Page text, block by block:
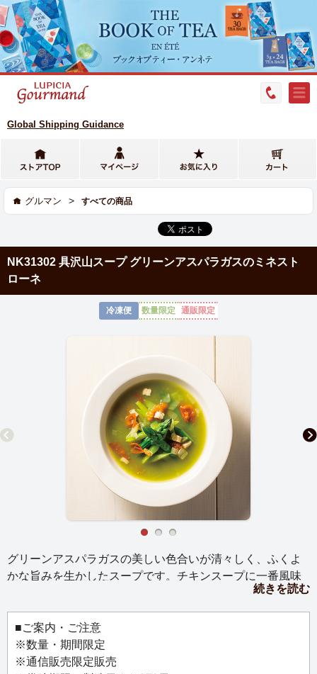
Global Shipping Guidance
グルマン > すべての商品
NK31302 具沢山スープ グリーンアスパラガスのミネスト
ローネ
冷凍便 数量限定 通販限定
グリーンアスパラガスの美しい色合いが清々しく、ふくよ
かな旨みを生かしたスープです。チキンスープに一番風味
が強いアスパラガスの皮を加えて火入れし、しっかりと風
味を移します。次にそのスープでアスパラガスを煮てピュ
ーレに。具材にもアスパラガス、玉ネギ、ベーコンを加
え、トマトの酸味をアクセントにしました。朝採れアスパ
ラガスの風味を存分にお楽しみいただけます。
続きを読む
■ご案内・ご注意
※数量・期間限定
※通信販売限定販売